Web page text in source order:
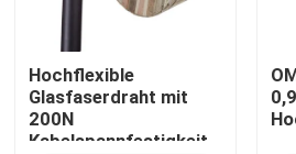
VR Show
Über uns
Hochflexible
Glasfaserdraht mit
200N
Kabelspannfestigkeit